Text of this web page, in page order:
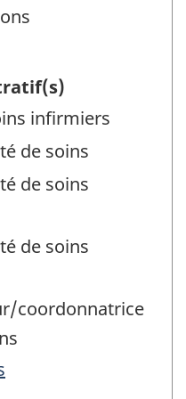
infirmiers
de soins
de soins
de soins
coordonnatrice